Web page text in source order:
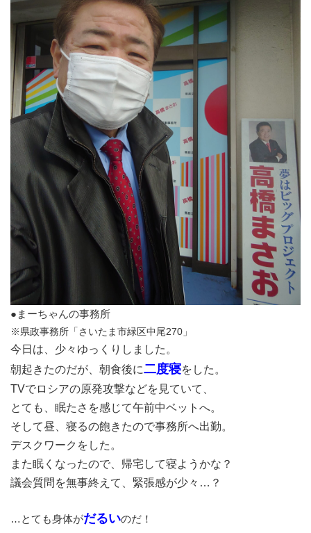
●まーちゃんの事務所
※県政事務所「さいたま市緑区中尾270」
今日は、少々ゆっくりしました。
朝起きたのだが、朝食後に二度寝をした。
TVでロシアの原発攻撃などを見ていて、
とても、眠たさを感じて午前中ベットへ。
そして昼、寝るの飽きたので事務所へ出勤。
デスクワークをした。
また眠くなったので、帰宅して寝ようかな？
議会質問を無事終えて、緊張感が少々…？
…とても身体がだるいのだ！